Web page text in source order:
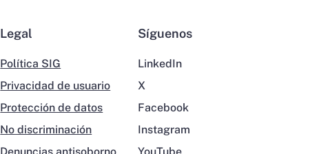
Legal
Política SIG
Privacidad de usuario
Protección de datos
No discriminación
Síguenos
LinkedIn
X
Facebook
Instagram